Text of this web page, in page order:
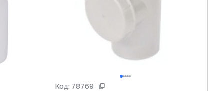
Код: 78769